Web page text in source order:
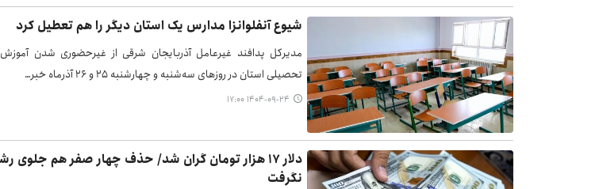
شیوع آنفلوانزا مدارس یک استان دیگر را هم تعطیل کرد
مدیرکل پدافند غیرعامل آذربایجان شرقی از غیرحضوری شدن
تحصیلی استان در روزهای سه‌شنبه و چهارشنبه ۲۵ و ۲۶ آذرماه خبر…
۱۴۰۴-۰۹-۲۴ ۱۷:۰۰
دلار ۱۷ هزار تومان گران شد/ حذف چهار صفر هم جلوی
نگرفت